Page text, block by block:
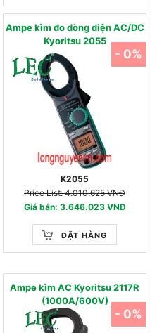
Ampe kìm đo dòng diện AC/DC
Kyoritsu 2055
K2055
Price List: 4.010.625 VNĐ
Giá bán: 3.646.023 VNĐ
ĐẶT HÀNG
- 0%
Ampe kìm AC Kyoritsu 2117R
(1000A/600V)
- 0%